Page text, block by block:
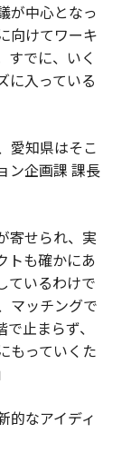
が中心となっ
向けてワーキ
すでに、いく
に入っている
愛知県はそこ
ン企画課 課長
寄せられ、実
トも確かにあ
ているわけで
マッチングで
止まらず、
もっていくた
的なアイディ